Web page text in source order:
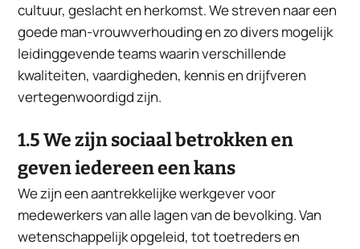
cultuur, geslacht en herkomst. We streven naar een
goede man-vrouwverhouding en zo divers mogelijk
leidinggevende teams waarin verschillende
kwaliteiten, vaardigheden, kennis en drijfveren
vertegenwoordigd zijn.
1.5 We zijn sociaal betrokken en
geven iedereen een kans
We zijn een aantrekkelijke werkgever voor
medewerkers van alle lagen van de bevolking. Van
wetenschappelijk opgeleid, tot toetreders en